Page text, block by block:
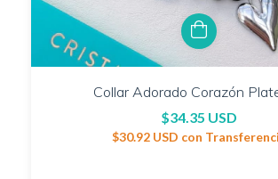
Collar Adorado Corazón
$34.35 USD
$30.92 USD con